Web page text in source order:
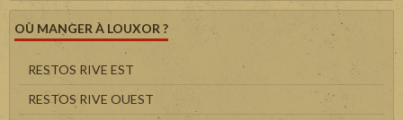
OÙ MANGER À LOUXOR ?
RESTOS RIVE EST
RESTOS RIVE OUEST